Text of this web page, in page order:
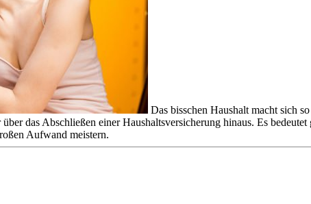
Das bisschen Haushalt macht sich
das Abschließen einer Haushaltsversicherung hinaus. Es
Aufwand meistern.